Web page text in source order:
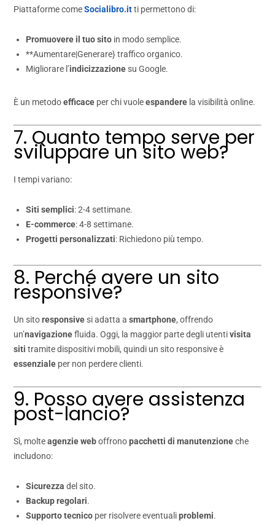
Piattaforme comeSocialibro.itti permettono di:
Promuovere il tuo sito in modo semplice.
**Aumentare|Generare} traffico organico.
Migliorare l’indicizzazione su Google.
È un metodoefficace per chi vuoleespandere la visibilità online.
7. Quanto tempo serve per
sviluppare un sito web?
I tempi variano:
Siti semplici: 2-4 settimane.
E-commerce: 4-8 settimane.
Progetti personalizzati: Richiedono più tempo.
8. Perché avere un sito
responsive?
Un sitoresponsive si adatta asmartphone, offrendo
un’navigazionefluida. Oggi, la maggior parte degli utentivisita
siti tramite dispositivi mobili, quindi un sito responsive è
essenziale per non perdere clienti.
9. Posso avere assistenza
post-lancio?
Sì, molteagenzie weboffronopacchetti di manutenzioneche
includono:
Sicurezza del sito.
Backup regolari.
Supporto tecnico per risolvere eventualiproblemi.